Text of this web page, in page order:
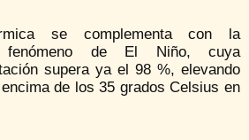
se complementa con la
fenómeno de El Niño, cuya
supera ya el 98 %, elevando
de los 35 grados Celsius en